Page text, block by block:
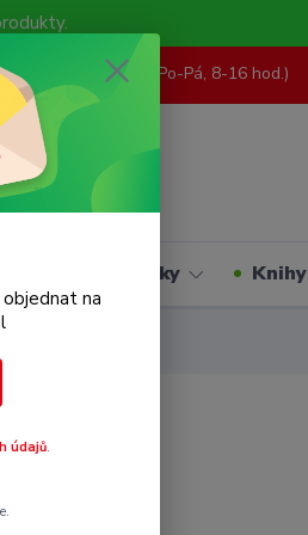
+ 420 773 967 062 (Po-Pá, 8-16 hod.)
Hračky Knihy
na
údajů.